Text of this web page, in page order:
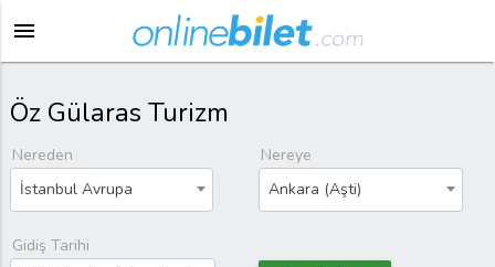
menu
Öz Gülaras Turizm
Nereden
İstanbul Avrupa
Nereye
Ankara (Aşti)
Gidiş Tarihi